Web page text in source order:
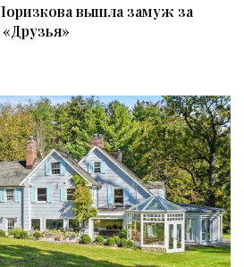
вышла замуж за
«Друзья»